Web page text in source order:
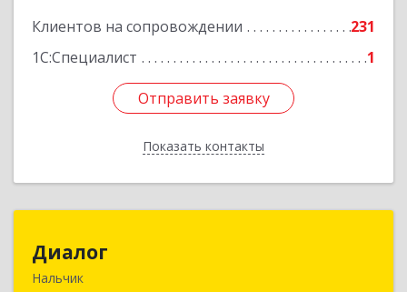
Клиентов на сопровождении
231
1С:Специалист
1
Отправить заявку
Показать контакты
Подробнее
Отправить заявку
Назад
Диалог
Нальчик
360016, Кабардино-Балкарская Респ, Нальчик г,